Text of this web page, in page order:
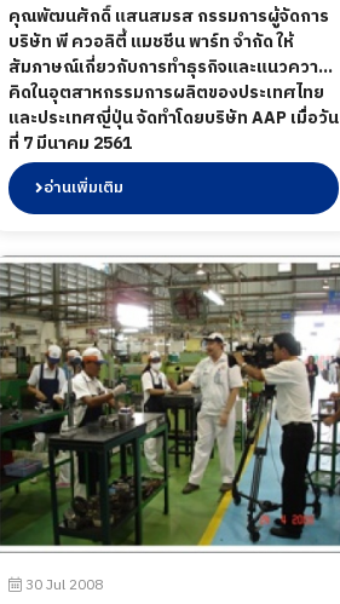
คุณพัฒนศักดิ์ แสนสมรส กรรมการผู้จัดการ
บริษัท พี ควอลิตี้ แมชชีน พาร์ท จำกัด ให้
สัมภาษณ์เกี่ยวกับการทำธุรกิจและแนวความ
คิดในอุตสาหกรรมการผลิตของประเทศไทย
และประเทศญี่ปุ่น จัดทำโดยบริษัท AAP เมื่อวัน
ที่ 7 มีนาคม 2561
อ่านเพิ่มเติม
30 Jul 2008